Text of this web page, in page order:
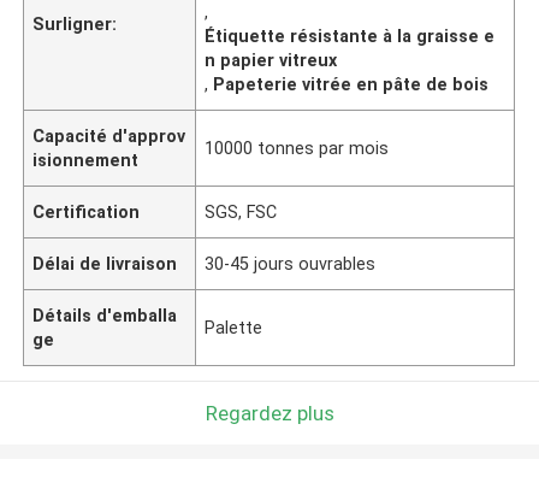
Surligner:
,
Étiquette résistante à la graisse e
n papier vitreux
, Papeterie vitrée en pâte de bois
Capacité d'approv
isionnement
10000 tonnes par mois
Certification SGS, FSC
Délai de livraison 30-45 jours ouvrables
Détails d'emballa
ge
Palette
Regardez plus